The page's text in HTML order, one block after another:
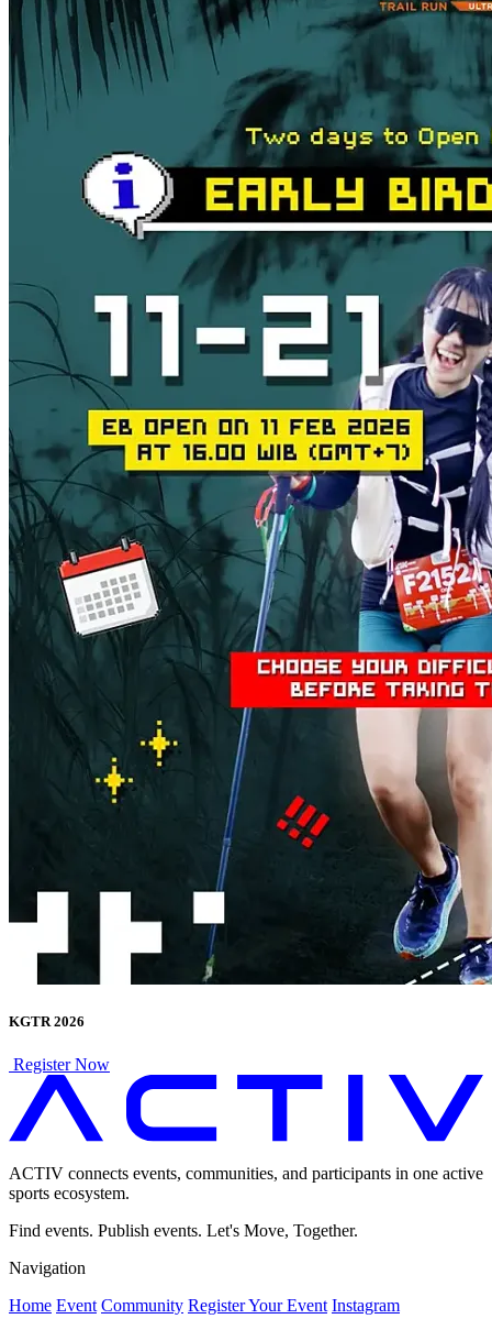
KGTR 2026
Register Now
ACTIV connects events, communities, and participants in one active
sports ecosystem.
Find events. Publish events. Let's Move, Together.
Navigation
Home Event Community Register Your Event Instagram